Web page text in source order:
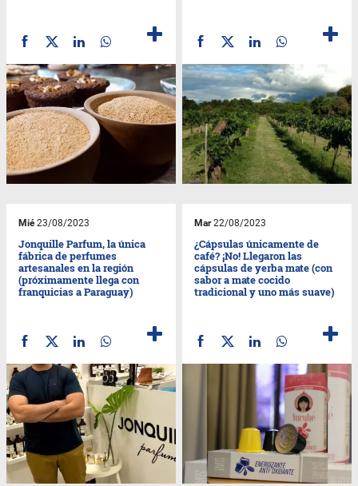
Mié23/08/2023
Jonquille Parfum, la única
fábrica de perfumes
artesanales en la región
(próximamente llega con
franquicias a Paraguay)
Mar22/08/2023
¿Cápsulas únicamente de
café? ¡No! Llegaron las
cápsulas de yerba mate (con
sabor a mate cocido
tradicional y uno más suave)